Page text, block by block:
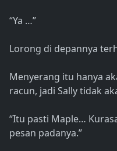
“Ya …”
Lorong di depannya
Menyerang itu hanya
racun, jadi Sally tidak
“Itu pasti Maple…
pesan padanya.”